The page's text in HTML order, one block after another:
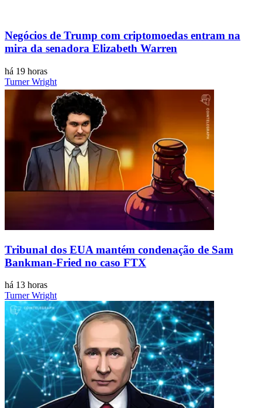
Negócios de Trump com criptomoedas entram na
mira da senadora Elizabeth Warren
há 19 horas
Turner Wright
Tribunal dos EUA mantém condenação de Sam
Bankman-Fried no caso FTX
há 13 horas
Turner Wright